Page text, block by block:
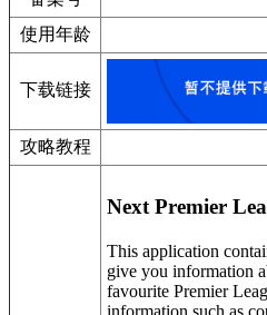
使用年龄
下载链接
攻略教程
Next Premier
This application
give you information
favourite Premier